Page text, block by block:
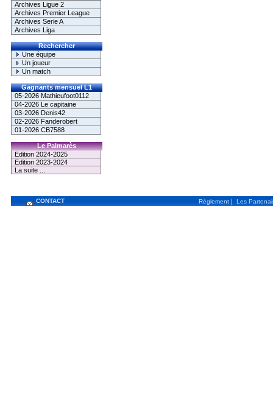
Archives Ligue 2
Archives Premier League
Archives Serie A
Archives Liga
Rechercher
Une équipe
Un joueur
Un match
Gagnants mensuel L1
05-2026 Mathieufoot0112
04-2026 Le capitaine
03-2026 Denis42
02-2026 Fanderobert
01-2026 CB7588
Le Palmarès
Edition 2024-2025
Edition 2023-2024
La suite ...
CONTACT Règlement | Les